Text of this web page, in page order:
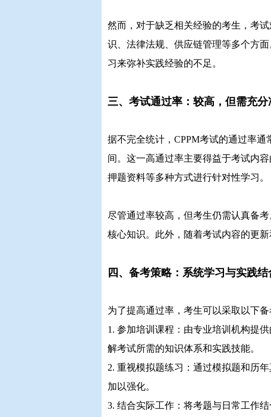
然而，对于缺乏相关经验的考生，考
识、法律法规、供应链管理等多个方
习来弥补实践经验的不足。
三、考试通过率：较高，但需充分
据不完全统计，CPPM考试的通过率通
间。这一高通过率主要得益于考试内
押题资料等多种方式进行针对性学习。
尽管通过率较高，但考生仍需认真备
核心知识。此外，随着考试内容的更
四、备考策略：系统学习与实践结
为了提高通过率，考生可以采取以下备
1. 参加培训课程：由专业培训机构提
解考试所需的知识体系和实践技能。
2. 重视模拟题练习：通过模拟题和历
加以强化。
3. 结合实际工作：将考题与日常工作